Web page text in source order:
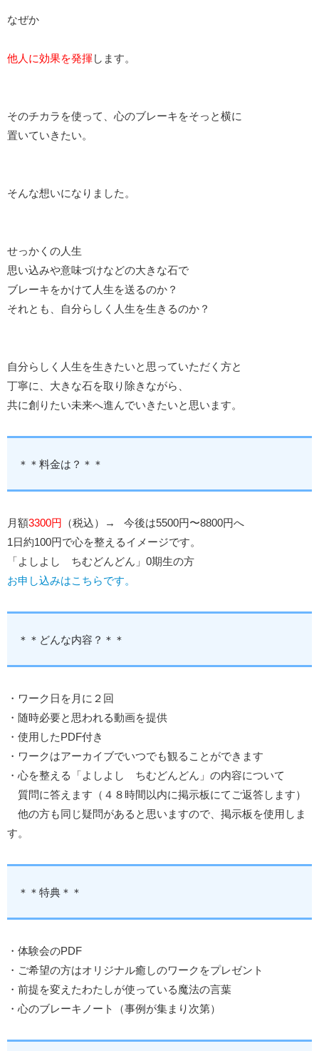
なぜか
他人に効果を発揮 します。
そのチカラを使って、心のブレーキをそっと横に
置いていきたい。
そんな想いになりました。
せっかくの人生
思い込みや意味づけなどの大きな石で
ブレーキをかけて人生を送るのか？
それとも、自分らしく人生を生きるのか？
自分らしく人生を生きたいと思っていただく方と
丁寧に、大きな石を取り除きながら、
共に創りたい未来へ進んでいきたいと思います。
＊＊料金は？＊＊
月額3300円 （税込）→ 今後は5500円〜8800円へ
1日約100円で心を整えるイメージです。
「よしよし ちむどんどん」0期生の方
お申し込みはこちらです。
＊＊どんな内容？＊＊
・ワーク日を月に２回
・随時必要と思われる動画を提供
・使用したPDF付き
・ワークはアーカイブでいつでも観ることができます
・心を整える「よしよし ちむどんどん」の内容について
質問に答えます（４８時間以内に掲示板にてご返答します）
他の方も同じ疑問があると思いますので、掲示板を使用しま
す。
＊＊特典＊＊
・体験会のPDF
・ご希望の方はオリジナル癒しのワークをプレゼント
・前提を変えたわたしが使っている魔法の言葉
・心のブレーキノート（事例が集まり次第）